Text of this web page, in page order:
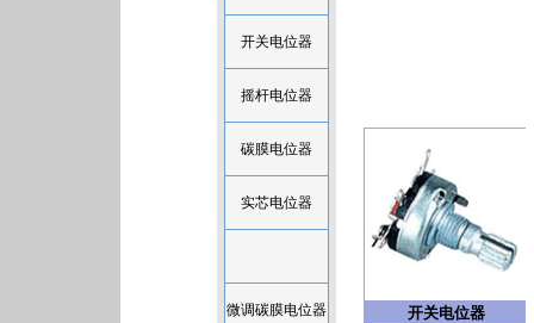
开关电位器
摇杆电位器
碳膜电位器
实芯电位器
微调碳膜电位器
开关电位器